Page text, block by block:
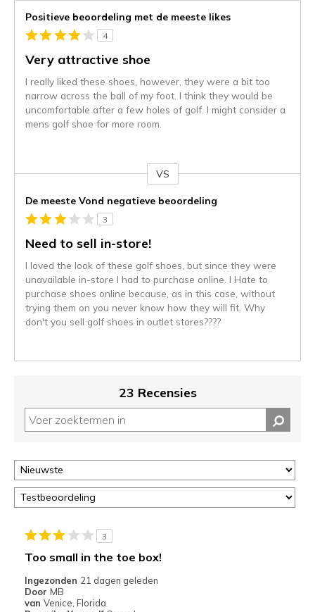
Positieve beoordeling met de meeste likes
4
Very attractive shoe
I really liked these shoes, however, they were a bit too
narrow across the ball of my foot. I think they would be
uncomfortable after a few holes of golf. I might consider a
mens golf shoe for more room.
content
wordt
momenteel
gemigreerd
de
niejee
page_id.
kunt
status
controleren
op
page
of
door
<a
de
page
met
de
migratiegeschiedenis
VS
De meeste Vond negatieve beoordeling
3
Need to sell in-store!
I loved the look of these golf shoes, but since they were
unavailable in-store I had to purchase online. I Hate to
purchase shoes online because, as in this case, without
trying them on you never know how they will fit. Why
don't you sell golf shoes in outlet stores????
23 Recensies
3
Too small in the toe box!
Ingezonden 21 dagen geleden
Door MB
van Venice, Florida